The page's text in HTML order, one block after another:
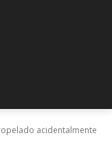
acidentalmente